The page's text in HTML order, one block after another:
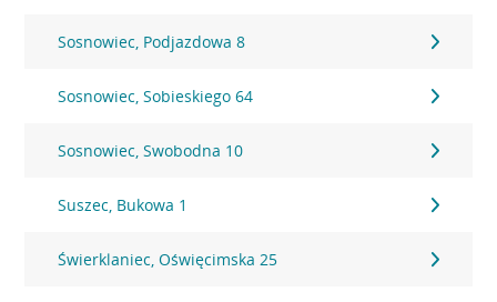
Sosnowiec, Podjazdowa 8
Sosnowiec, Sobieskiego 64
Sosnowiec, Swobodna 10
Suszec, Bukowa 1
Świerklaniec, Oświęcimska 25